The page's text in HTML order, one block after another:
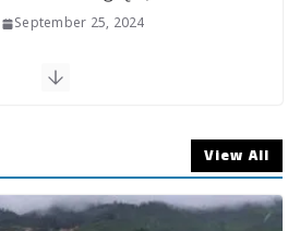
September 25, 2024
பேரழிவின் வடுவாக வயநாடு:
வயநாடு நிலச்சரிவுக்கு
View All